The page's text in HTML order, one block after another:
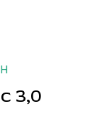
3,0